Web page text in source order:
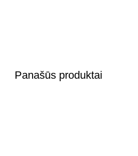
Panašūs produktai